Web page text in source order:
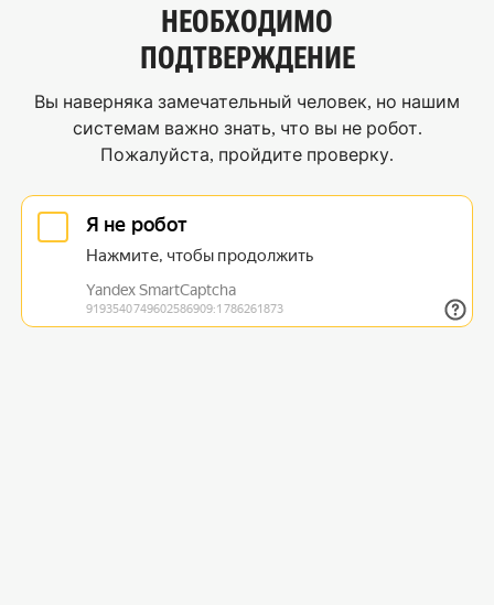
НЕОБХОДИМО
ПОДТВЕРЖДЕНИЕ
Вы наверняка замечательный человек, но нашим
системам важно знать, что вы не робот.
Пожалуйста, пройдите проверку.